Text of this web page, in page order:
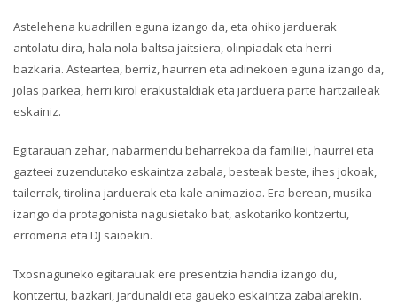
Astelehena kuadrillen eguna izango da, eta ohiko jarduerak
antolatu dira, hala nola baltsa jaitsiera, olinpiadak eta herri
bazkaria. Asteartea, berriz, haurren eta adinekoen eguna izango da,
jolas parkea, herri kirol erakustaldiak eta jarduera parte hartzaileak
eskainiz.
Egitarauan zehar, nabarmendu beharrekoa da familiei, haurrei eta
gazteei zuzendutako eskaintza zabala, besteak beste, ihes jokoak,
tailerrak, tirolina jarduerak eta kale animazioa. Era berean, musika
izango da protagonista nagusietako bat, askotariko kontzertu,
erromeria eta DJ saioekin.
Txosnaguneko egitarauak ere presentzia handia izango du,
kontzertu, bazkari, jardunaldi eta gaueko eskaintza zabalarekin.